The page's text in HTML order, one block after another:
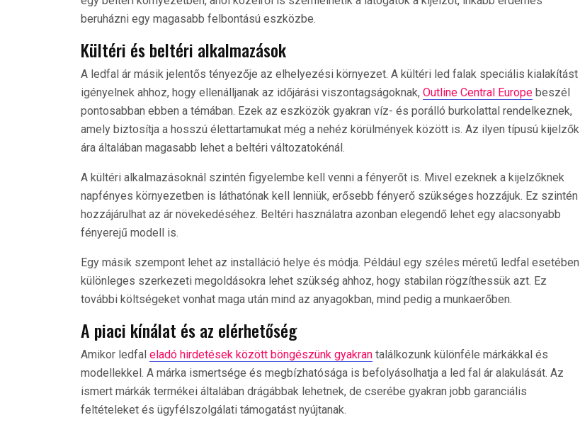
beruházni egy magasabb felbontású eszközbe.
Kültéri és beltéri alkalmazások
A ledfal ár másik jelentős tényezője az elhelyezési környezet. A kültéri led falak speciális kialakítást
igényelnek ahhoz, hogy ellenálljanak az időjárási viszontagságoknak, Outline Central Europe beszél
pontosabban ebben a témában. Ezek az eszközök gyakran víz- és porálló burkolattal rendelkeznek,
amely biztosítja a hosszú élettartamukat még a nehéz körülmények között is. Az ilyen típusú kijelzők
ára általában magasabb lehet a beltéri változatokénál.
A kültéri alkalmazásoknál szintén figyelembe kell venni a fényerőt is. Mivel ezeknek a kijelzőknek
napfényes környezetben is láthatónak kell lenniük, erősebb fényerő szükséges hozzájuk. Ez szintén
hozzájárulhat az ár növekedéséhez. Beltéri használatra azonban elegendő lehet egy alacsonyabb
fényerejű modell is.
Egy másik szempont lehet az installáció helye és módja. Például egy széles méretű ledfal esetében
különleges szerkezeti megoldásokra lehet szükség ahhoz, hogy stabilan rögzíthessük azt. Ez
további költségeket vonhat maga után mind az anyagokban, mind pedig a munkaerőben.
A piaci kínálat és az elérhetőség
Amikor ledfal eladó hirdetések között böngészünk gyakran találkozunk különféle márkákkal és
modellekkel. A márka ismertsége és megbízhatósága is befolyásolhatja a led fal ár alakulását. Az
ismert márkák termékei általában drágábbak lehetnek, de cserébe gyakran jobb garanciális
feltételeket és ügyfélszolgálati támogatást nyújtanak.